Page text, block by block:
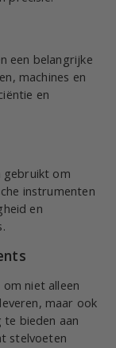
een belangrijke
machines en
en
gebruikt om
instrumenten
en
niet alleen
maar ook
te bieden aan
stelvoeten